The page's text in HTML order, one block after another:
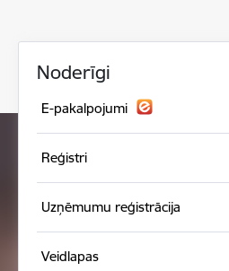
Noderīgi
E-pakalpojumi
Reģistri
Uzņēmumu reģistrācija
Veidlapas